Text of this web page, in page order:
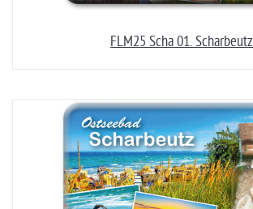
FLM25 Scha 01. Scharbeutz